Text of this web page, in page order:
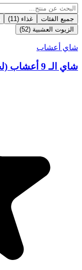
جميع الفئات غذاء (
11
)
الزيوت العشبية (
52
)
شاي أعشاب
شاي الـ 9 أعشاب (لحاء النبق)